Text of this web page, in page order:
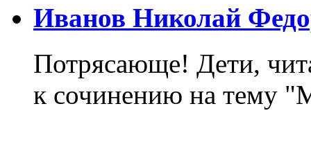
Иванов Николай
Потрясающе! Дети,
к сочинению на тему